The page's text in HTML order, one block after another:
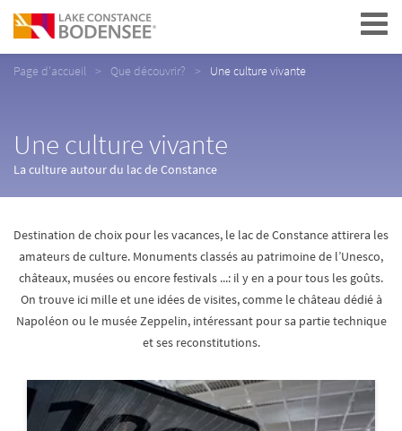
Navigation
Page d'accueil Que découvrir? Une culture vivante
Une culture vivante
La culture autour du lac de Constance
Destination de choix pour les vacances, le lac de Constance attirera les
amateurs de culture. Monuments classés au patrimoine de l’Unesco,
châteaux, musées ou encore festivals ...: il y en a pour tous les goûts.
On trouve ici mille et une idées de visites, comme le château dédié à
Napoléon ou le musée Zeppelin, intéressant pour sa partie technique
et ses reconstitutions.